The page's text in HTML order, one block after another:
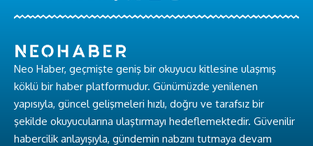
Neo Haber, geçmişte geniş bir okuyucu kitlesine ulaşmış
köklü bir haber platformudur. Günümüzde yenilenen
yapısıyla, güncel gelişmeleri hızlı, doğru ve tarafsız bir
şekilde okuyucularına ulaştırmayı hedeflemektedir. Güvenilir
habercilik anlayışıyla, gündemin nabzını tutmaya devam